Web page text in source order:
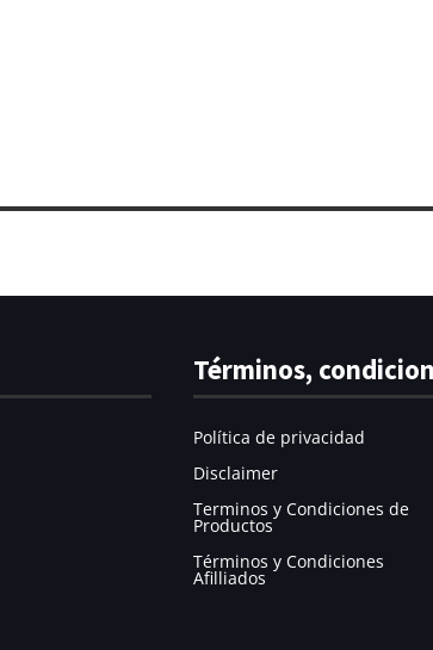
Términos,
Política de privacidad
Disclaimer
Terminos y Condiciones de
Productos
Términos y Condiciones
Afilliados